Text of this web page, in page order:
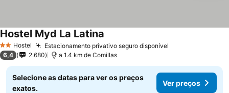
2 Estrelas
Hostel Estacionamento privativo seguro disponível
Hostel Myd La Latina
6,4 2.680 a 1.4 km de Comillas
Selecione as datas para ver os preços
exatos.
Ver preços